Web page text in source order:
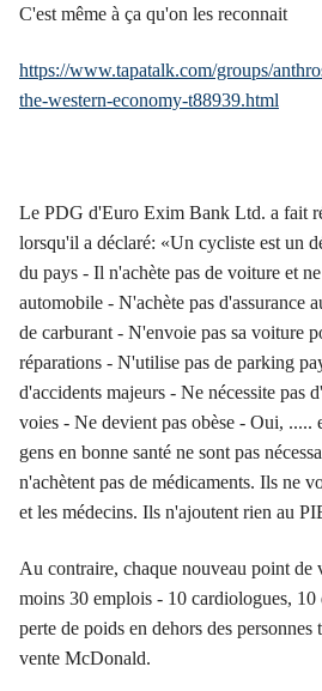
C'est même à ça qu'on les reconnait
https://www.tapatalk.com/groups/
the-western-economy-t88939.html
Le PDG d'Euro Exim Bank Ltd. a fait
lorsqu'il a déclaré: «Un cycliste est un
du pays - Il n'achète pas de voiture et
automobile - N'achète pas d'assurance
de carburant - N'envoie pas sa voiture
réparations - N'utilise pas de parking
d'accidents majeurs - Ne nécessite pas
voies - Ne devient pas obèse - Oui, .....
gens en bonne santé ne sont pas
n'achètent pas de médicaments. Ils ne
et les médecins. Ils n'ajoutent rien au
Au contraire, chaque nouveau point de
moins 30 emplois - 10 cardiologues, 10
perte de poids en dehors des
vente McDonald.